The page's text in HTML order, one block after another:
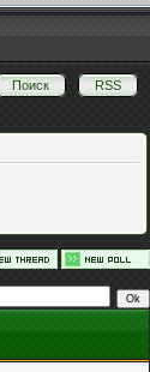
Поиск · RSS